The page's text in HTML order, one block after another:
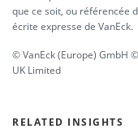
que ce soit, ou référencée
écrite expresse de VanEck.
© VanEck (Europe) GmbH
UK Limited
RELATED INSIGHTS